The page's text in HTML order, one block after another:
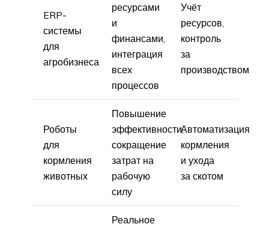
ERP-
системы
для
агробизнеса
ресурсами
и
финансами,
интеграция
всех
процессов
Учёт
ресурсов,
контроль
за
производством
Роботы
для
кормления
животных
Повышение
эффективности,
сокращение
затрат на
рабочую
силу
Автоматизация
кормления
и ухода
за скотом
Реальное